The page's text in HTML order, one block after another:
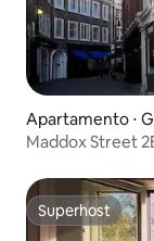
Apartamento ⋅
Maddox Street
Superhost
Superhost